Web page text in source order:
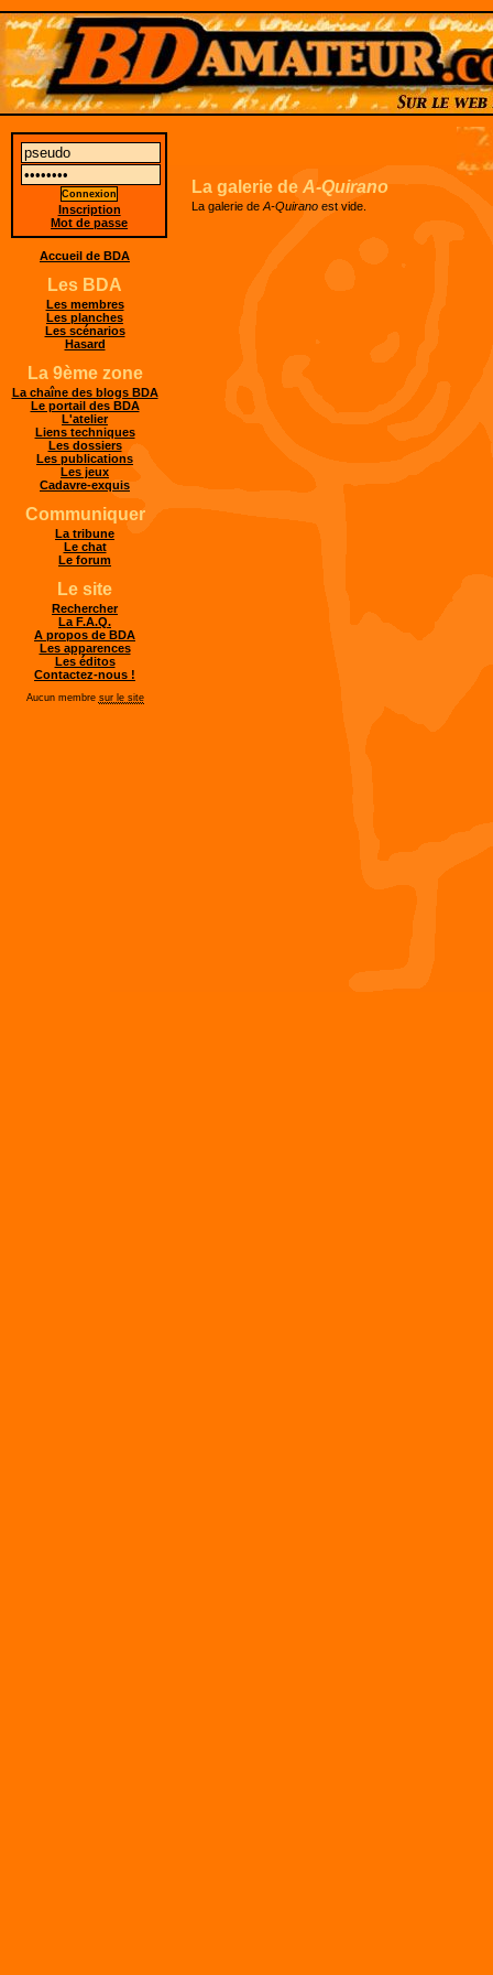
La galerie de A-Quirano
La galerie de A-Quirano est vide.
Inscription
Mot de passe
Accueil de BDA
Les BDA
Les membres
Les planches
Les scénarios
Hasard
La 9ème zone
La chaîne des blogs BDA
Le portail des BDA
L'atelier
Liens techniques
Les dossiers
Les publications
Les jeux
Cadavre-exquis
Communiquer
La tribune
Le chat
Le forum
Le site
Rechercher
La F.A.Q.
A propos de BDA
Les apparences
Les éditos
Contactez-nous !
Aucun membre sur le site